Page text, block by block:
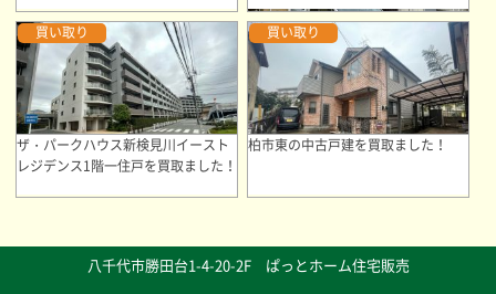
買い取り
ザ・パークハウス新検見川イースト
レジデンス1階一住戸を買取ました！
買い取り
柏市東の中古戸建を買取ました！
八千代市勝田台1-4-20-2F ぱっとホーム住宅販売